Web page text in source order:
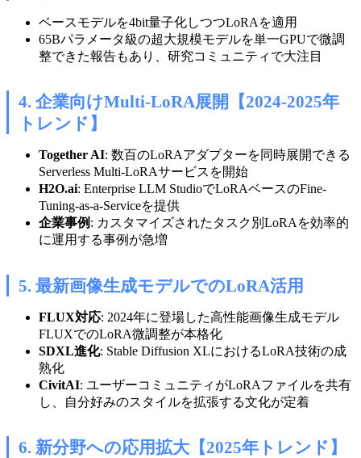
ベースモデルを4bit量子化しつつLoRAを適用
65Bパラメータ級の超大規模モデルを単一GPUで微調
整できた報告もあり、研究コミュニティで大注目
4. 企業向けMulti-LoRA展開【2024-2025年
トレンド】
Together AI: 数百のLoRAアダプターを同時展開できる
Serverless Multi-LoRAサービスを開始
H2O.ai: Enterprise LLM StudioでLoRAベースのFine-
Tuning-as-a-Serviceを提供
企業事例 : カスタマイズされたタスク別LoRAを効率的
に運用する事例が急増
5. 最新画像生成モデルでのLoRA活用
FLUX対応: 2024年に登場した高性能画像生成モデル
FLUXでのLoRA微調整が本格化
SDXL進化: Stable Diffusion XLにおけるLoRA技術の成
熟化
CivitAI: ユーザーコミュニティがLoRAファイルを共有
し、自分好みのスタイルを拡張する文化が定着
6. 新分野への応用拡大【2025年トレンド】